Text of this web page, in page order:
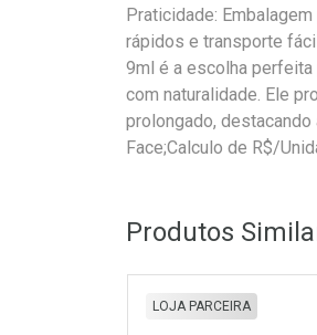
Praticidade:
rápidos e transporte
9ml é a escolha
com naturalidade. Ele
prolongado,
Face;Calculo de R$/
Produtos
LOJA PARCEIRA